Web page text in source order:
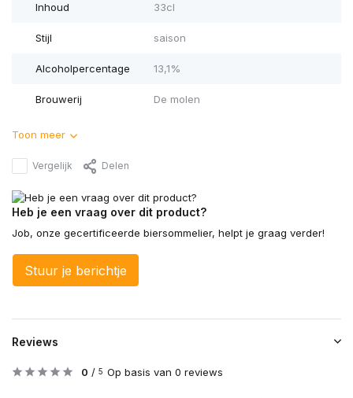
Inhoud 33cl
Stijl saison
Alcoholpercentage 13,1%
Brouwerij De molen
Toon meer
Vergelijk Delen
Heb je een vraag over dit product?
Job, onze gecertificeerde biersommelier, helpt je graag verder!
Stuur je berichtje
Reviews
0 / 5 Op basis van 0 reviews